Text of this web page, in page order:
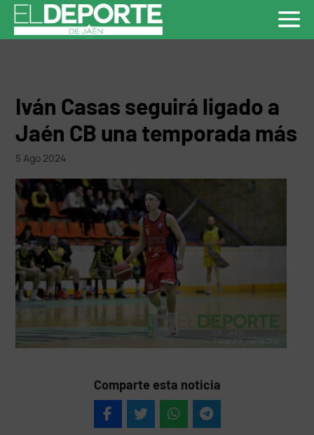
Iván Casas seguirá ligado a
Jaén CB una temporada más
5 Ago 2024
Comparte esta noticia